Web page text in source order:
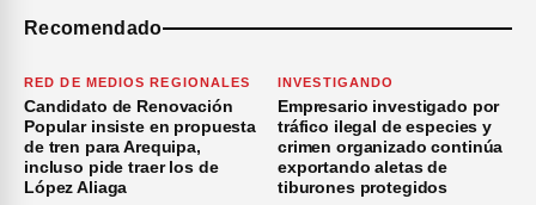
Recomendado
RED DE MEDIOS REGIONALES
Candidato de Renovación
Popular insiste en propuesta
de tren para Arequipa,
incluso pide traer los de
López Aliaga
INVESTIGANDO
Empresario investigado por
tráfico ilegal de especies y
crimen organizado continúa
exportando aletas de
tiburones protegidos